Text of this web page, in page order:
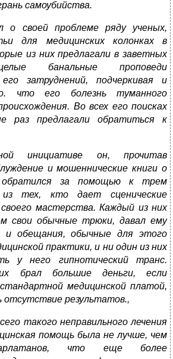
самоубийства.
о своей проблеме ряду ученых,
для медицинских колонках в
из них предлагали в заветных
банальные проповеди
затруднений, подчеркивая и
что его болезнь туманного
Во всех его поисках
раз предлагали обратиться к
инициативе он, прочитав
и мошеннические книги о
обратился за помощью к трем
из тех, кто дает сценические
мастерства. Каждый из них
свои обычные трюки, давал ему
и обещания, обычные для этого
практики, и ни один из них
у него гипнотический транс.
брал большие деньги, если
медицинской платой,
отсутствие результатов.,
такого неправильного лечения
помощь была не лучше, чем
что еще более